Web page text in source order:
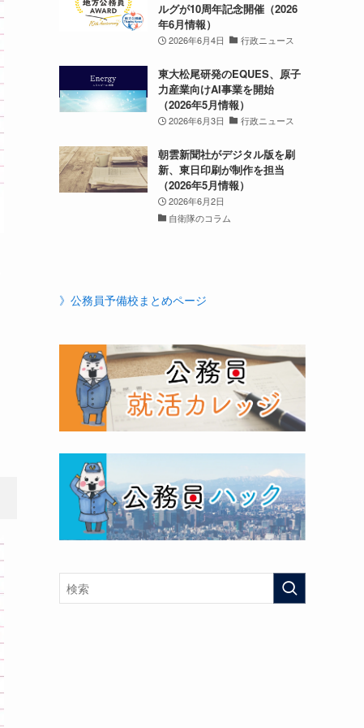
ルグが10周年記念開催（2026
年6月情報）
2026年6月4日 行政ニュース
東大松尾研発のEQUES、原子
力産業向けAI事業を開始
（2026年5月情報）
2026年6月3日 行政ニュース
朝雲新聞社がデジタル版を刷
新、東日印刷が制作を担当
（2026年5月情報）
2026年6月2日
自衛隊のコラム
》公務員予備校まとめページ